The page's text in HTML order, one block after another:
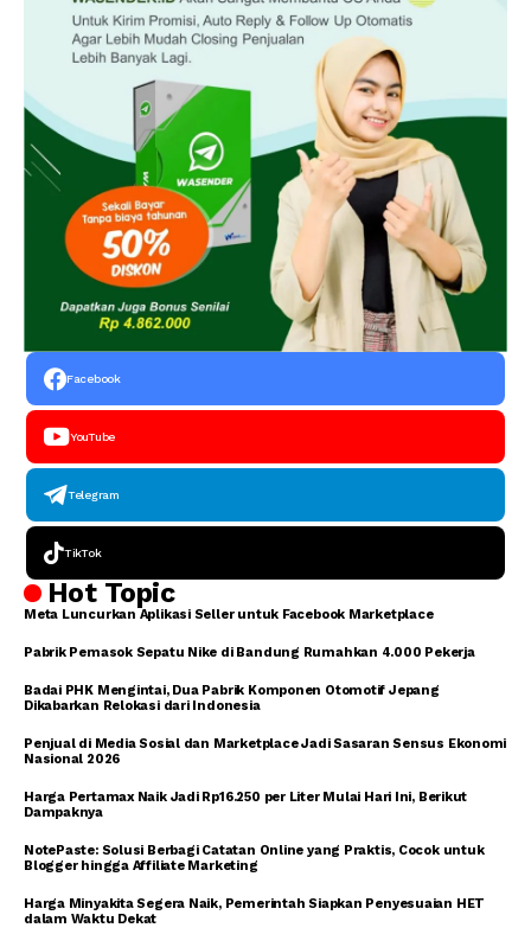
Facebook
YouTube
Telegram
TikTok
Hot Topic
Meta Luncurkan Aplikasi Seller untuk Facebook Marketplace
Pabrik Pemasok Sepatu Nike di Bandung Rumahkan 4.000 Pekerja
Badai PHK Mengintai, Dua Pabrik Komponen Otomotif Jepang
Dikabarkan Relokasi dari Indonesia
Penjual di Media Sosial dan Marketplace Jadi Sasaran Sensus Ekonomi
Nasional 2026
Harga Pertamax Naik Jadi Rp16.250 per Liter Mulai Hari Ini, Berikut
Dampaknya
NotePaste: Solusi Berbagi Catatan Online yang Praktis, Cocok untuk
Blogger hingga Affiliate Marketing
Harga Minyakita Segera Naik, Pemerintah Siapkan Penyesuaian HET
dalam Waktu Dekat